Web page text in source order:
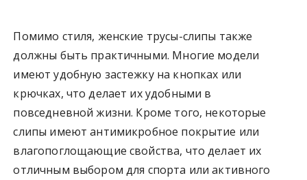
Помимо стиля, женские трусы-слипы также
должны быть практичными. Многие модели
имеют удобную застежку на кнопках или
крючках, что делает их удобными в
повседневной жизни. Кроме того, некоторые
слипы имеют антимикробное покрытие или
влагопоглощающие свойства, что делает их
отличным выбором для спорта или активного